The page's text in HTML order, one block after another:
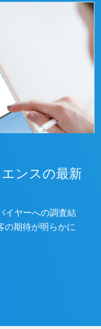
ンスの最新
イヤーへの調査結
の期待が明らかに